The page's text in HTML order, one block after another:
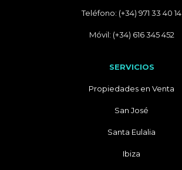
Teléfono: (+34) 971 33 40 14
Móvil: (+34) 616 345 452
SERVICIOS
Propiedades en Venta
San José
Santa Eulalia
Ibiza